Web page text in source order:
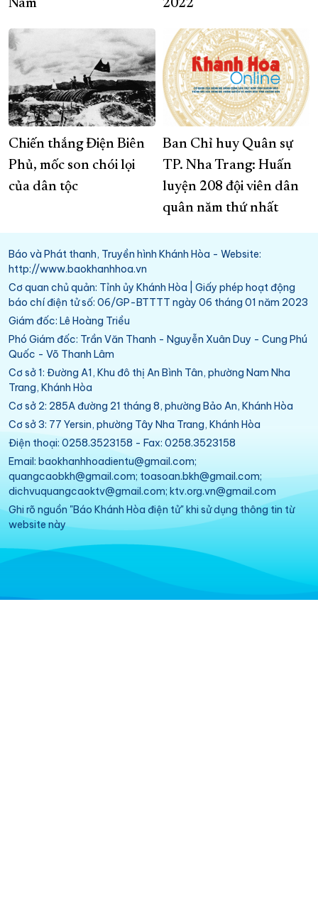
Nam
2022
Chiến thắng Điện Biên
Phủ, mốc son chói lọi
của dân tộc
Ban Chỉ huy Quân sự
TP. Nha Trang: Huấn
luyện 208 đội viên dân
quân năm thứ nhất
Báo và Phát thanh, Truyền hình Khánh Hòa - Website:
http://www.baokhanhhoa.vn
Cơ quan chủ quản: Tỉnh ủy Khánh Hòa | Giấy phép hoạt động
báo chí điện tử số: 06/GP-BTTTT ngày 06 tháng 01 năm 2023
Giám đốc: Lê Hoàng Triều
Phó Giám đốc: Trần Văn Thanh - Nguyễn Xuân Duy - Cung Phú
Quốc - Võ Thanh Lâm
Cơ sở 1: Đường A1, Khu đô thị An Bình Tân, phường Nam Nha
Trang, Khánh Hòa
Cơ sở 2: 285A đường 21 tháng 8, phường Bảo An, Khánh Hòa
Cơ sở 3: 77 Yersin, phường Tây Nha Trang, Khánh Hòa
Điện thoại: 0258.3523158 - Fax: 0258.3523158
Email: baokhanhhoadientu@gmail.com;
quangcaobkh@gmail.com; toasoan.bkh@gmail.com;
dichvuquangcaoktv@gmail.com; ktv.org.vn@gmail.com
Ghi rõ nguồn "Báo Khánh Hòa điện tử" khi sử dụng thông tin từ
website này